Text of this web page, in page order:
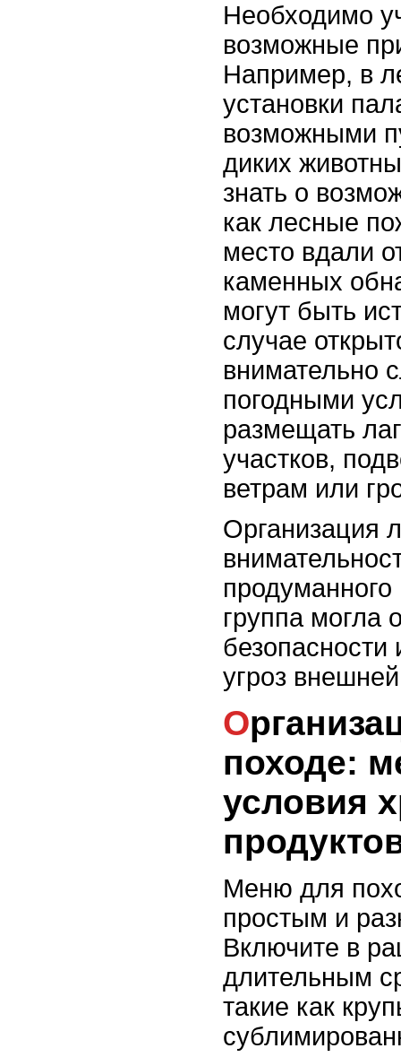
Необходимо
возможные
Например, в
установки
возможными
диких
знать о
как лесные
место вдали
каменных
могут быть
случае
внимательно
погодными
размещать
участков,
ветрам или
Организация
группа могла
угроз
Организация питания в
походе:
условия
Меню для
простым и
Включите в
длительным
такие как